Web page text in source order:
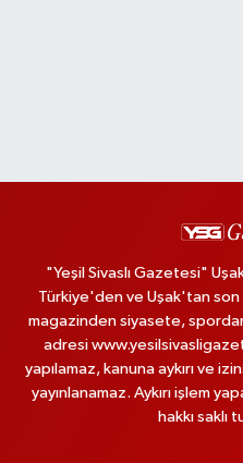
"Yeşil Sivaslı Gazetesi"
Türkiye'den ve Uşak'tan son
magazinden siyasete,
adresi
yapılamaz, kanuna aykırı ve
yayınlanamaz. Aykırı işlem
hakkı saklı